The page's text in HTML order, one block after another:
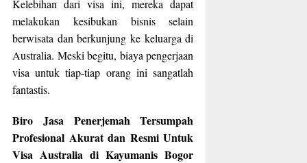
Kelebihan dari visa ini, mereka dapat
melakukan kesibukan bisnis selain
berwisata dan berkunjung ke keluarga di
Australia. Meski begitu, biaya pengerjaan
visa untuk tiap-tiap orang ini sangatlah
fantastis.
Biro Jasa Penerjemah Tersumpah
Profesional Akurat dan Resmi Untuk
Visa Australia di Kayumanis Bogor